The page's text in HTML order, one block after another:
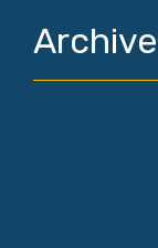
Archive